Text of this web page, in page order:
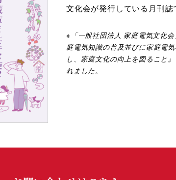
文化会が発行している月刊誌
※「一般社団法人 家庭電気文化
庭電気知識の普及並びに家庭電
し、家庭文化の向上を図ること
れました。